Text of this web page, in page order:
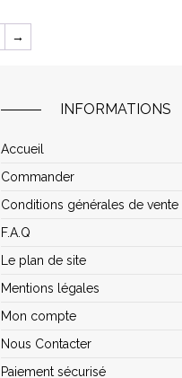
→
INFORMATIONS
Accueil
Commander
Conditions générales de vente
F.A.Q
Le plan de site
Mentions légales
Mon compte
Nous Contacter
Paiement sécurisé